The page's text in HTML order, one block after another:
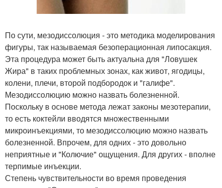
По сути, мезодиссолюция - это методика моделирования
фигуры, так называемая безоперационная липосакция.
Эта процедура может быть актуальна для "Ловушек
Жира" в таких проблемных зонах, как живот, ягодицы,
колени, плечи, второй подбородок и "галифе".
Мезодиссолюцию можно назвать болезненной.
Поскольку в основе метода лежат законы мезотерапии,
то есть коктейли вводятся множественными
микроинъекциями, то мезодиссолюцию можно назвать
болезненной. Впрочем, для одних - это довольно
неприятные и "Колючие" ощущения. Для других - вполне
терпимые инъекции.
Степень чувствительности во время проведения